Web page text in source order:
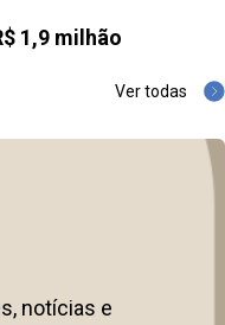
1,9 milhão
Ver todas
notícias e